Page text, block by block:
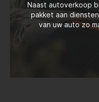
Naast autoverkoop
pakket aan
van uw auto zo